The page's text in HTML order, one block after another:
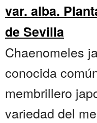
var. alba.
de Sevilla
Chaenomeles
conocida
membrillero
variedad del